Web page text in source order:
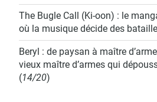
The Bugle Call (Ki-oon) : le
où la musique décide des
Beryl : de paysan à maître
vieux maître d’armes qui
(14/20)